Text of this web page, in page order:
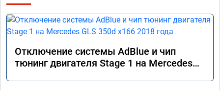
Отключение системы AdBlue и чип
тюнинг двигателя Stage 1 на Mercedes